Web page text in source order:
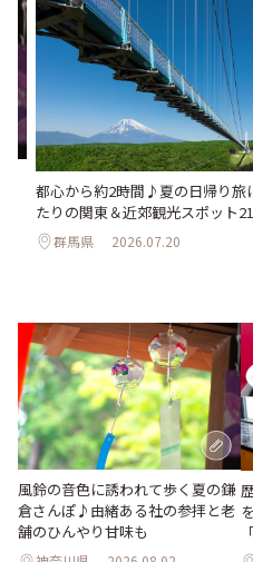
都心から約2時間♪夏の日帰り旅
たりの関東＆近郊観光スポット
群馬県 2026.07.20
風鈴の音色に誘われて歩く夏の鎌
倉さんぽ♪由緒ある社の参拝と老
舗のひんやり甘味も